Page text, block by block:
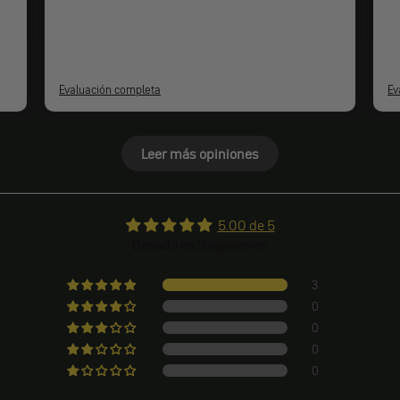
Evaluación completa
Leer más opiniones
5.00 de 5
3
0
0
0
0